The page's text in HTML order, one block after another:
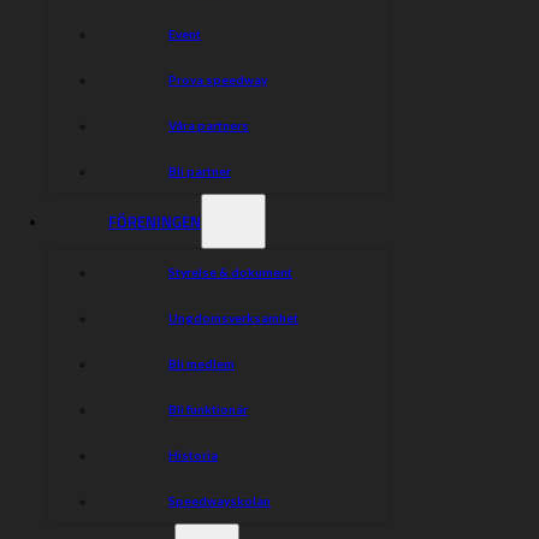
Event
Prova speedway
Våra partners
Bli partner
FÖRENINGEN
Styrelse & dokument
Ungdomsverksamhet
Bli medlem
Bli funktionär
Historia
Speedwayskolan
Partners